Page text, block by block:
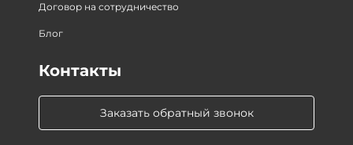
Договор на сотрудничество
Блог
Заказать обратный звонок
Контакты